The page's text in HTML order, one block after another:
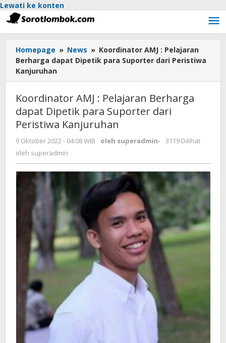
Lewati ke konten
Homepage » News » Koordinator AMJ : Pelajaran
Berharga dapat Dipetik para Suporter dari Peristiwa
Kanjuruhan
Koordinator AMJ : Pelajaran Berharga
dapat Dipetik para Suporter dari
Peristiwa Kanjuruhan
9 Oktober 2022 - 04:08 WIB oleh superadmin-
3119 Dilihat
oleh superadmin